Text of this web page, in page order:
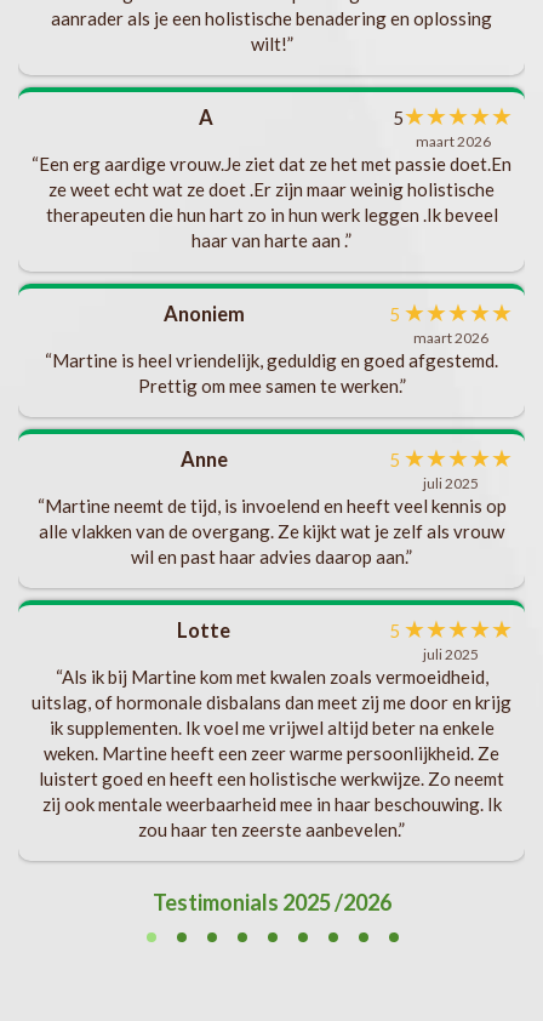
aanrader als je een holistische benadering en oplossing
wilt!”
A 5★★★★★
maart 2026
“Een erg aardige vrouw.Je ziet dat ze het met passie doet.En
ze weet echt wat ze doet .Er zijn maar weinig holistische
therapeuten die hun hart zo in hun werk leggen .Ik beveel
haar van harte aan .”
Anoniem 5 ★★★★★
maart 2026
“Martine is heel vriendelijk, geduldig en goed afgestemd.
Prettig om mee samen te werken.”
Anne 5 ★★★★★
juli 2025
“Martine neemt de tijd, is invoelend en heeft veel kennis op
alle vlakken van de overgang. Ze kijkt wat je zelf als vrouw
wil en past haar advies daarop aan.”
Lotte 5 ★★★★★
juli 2025
“Als ik bij Martine kom met kwalen zoals vermoeidheid,
uitslag, of hormonale disbalans dan meet zij me door en krijg
ik supplementen. Ik voel me vrijwel altijd beter na enkele
weken. Martine heeft een zeer warme persoonlijkheid. Ze
luistert goed en heeft een holistische werkwijze. Zo neemt
zij ook mentale weerbaarheid mee in haar beschouwing. Ik
zou haar ten zeerste aanbevelen.”
Testimonials 2025 /2026